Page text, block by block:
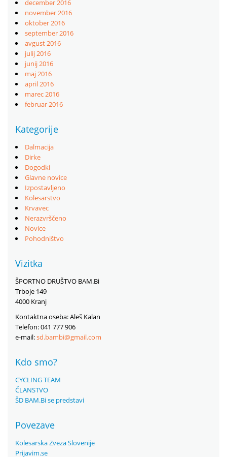
december 2016
november 2016
oktober 2016
september 2016
avgust 2016
julij 2016
junij 2016
maj 2016
april 2016
marec 2016
februar 2016
Kategorije
Dalmacija
Dirke
Dogodki
Glavne novice
Izpostavljeno
Kolesarstvo
Krvavec
Nerazvrščeno
Novice
Pohodništvo
Vizitka
ŠPORTNO DRUŠTVO BAM.Bi
Trboje 149
4000 Kranj
Kontaktna oseba: Aleš Kalan
Telefon: 041 777 906
e-mail:sd.bambi@gmail.com
Kdo smo?
CYCLING TEAM
ČLANSTVO
ŠD BAM.Bi se predstavi
Povezave
Kolesarska Zveza Slovenije
Prijavim.se